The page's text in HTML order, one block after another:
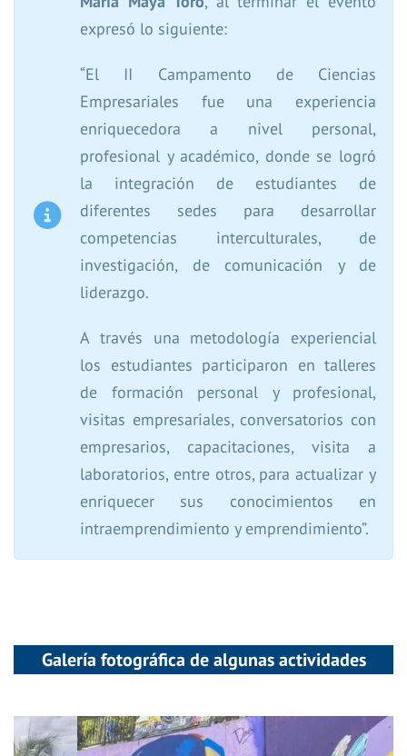
expresó lo siguiente:
“El II Campamento de Ciencias
Empresariales fue una experiencia
enriquecedora a nivel personal,
profesional y académico, donde se logró
la integración de estudiantes de
diferentes sedes para desarrollar
competencias interculturales, de
investigación, de comunicación y de
liderazgo.
A través una metodología experiencial
los estudiantes participaron en talleres
de formación personal y profesional,
visitas empresariales, conversatorios con
empresarios, capacitaciones, visita a
laboratorios, entre otros, para actualizar y
enriquecer sus conocimientos en
intraemprendimiento y emprendimiento”.
Galería fotográfica de algunas actividades